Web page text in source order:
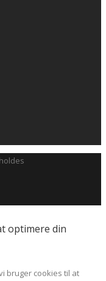
optimere din
bruger cookies til at